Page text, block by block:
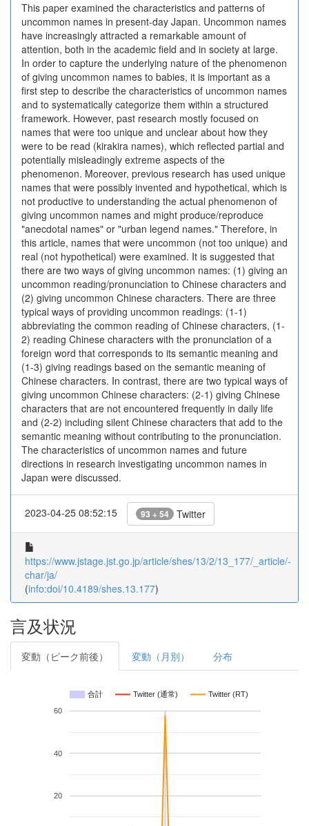
This paper examined the characteristics and patterns of
uncommon names in present-day Japan. Uncommon names
have increasingly attracted a remarkable amount of
attention, both in the academic field and in society at large.
In order to capture the underlying nature of the phenomenon
of giving uncommon names to babies, it is important as a
first step to describe the characteristics of uncommon names
and to systematically categorize them within a structured
framework. However, past research mostly focused on
names that were too unique and unclear about how they
were to be read (kirakira names), which reflected partial and
potentially misleadingly extreme aspects of the
phenomenon. Moreover, previous research has used unique
names that were possibly invented and hypothetical, which is
not productive to understanding the actual phenomenon of
giving uncommon names and might produce/reproduce
"anecdotal names" or "urban legend names." Therefore, in
this article, names that were uncommon (not too unique) and
real (not hypothetical) were examined. It is suggested that
there are two ways of giving uncommon names: (1) giving an
uncommon reading/pronunciation to Chinese characters and
(2) giving uncommon Chinese characters. There are three
typical ways of providing uncommon readings: (1-1)
abbreviating the common reading of Chinese characters, (1-
2) reading Chinese characters with the pronunciation of a
foreign word that corresponds to its semantic meaning and
(1-3) giving readings based on the semantic meaning of
Chinese characters. In contrast, there are two typical ways of
giving uncommon Chinese characters: (2-1) giving Chinese
characters that are not encountered frequently in daily life
and (2-2) including silent Chinese characters that add to the
semantic meaning without contributing to the pronunciation.
The characteristics of uncommon names and future
directions in research investigating uncommon names in
Japan were discussed.
2023-04-25 08:52:15 93 + 54 Twitter
https://www.jstage.jst.go.jp/article/shes/13/2/13_177/_article/-
char/ja/
(info:doi/10.4189/shes.13.177)
言及状況
変動（ピーク前後） 変動（月別） 分布
合計 Twitter (通常) Twitter (RT)
20
40
60